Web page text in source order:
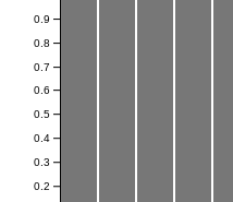
0.2
0.3
0.4
0.5
0.6
0.7
0.8
0.9